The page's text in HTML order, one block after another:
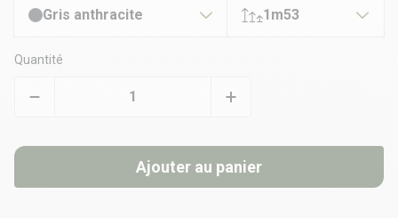
Gris anthracite 1m53
Quantité
Ajouter au panier